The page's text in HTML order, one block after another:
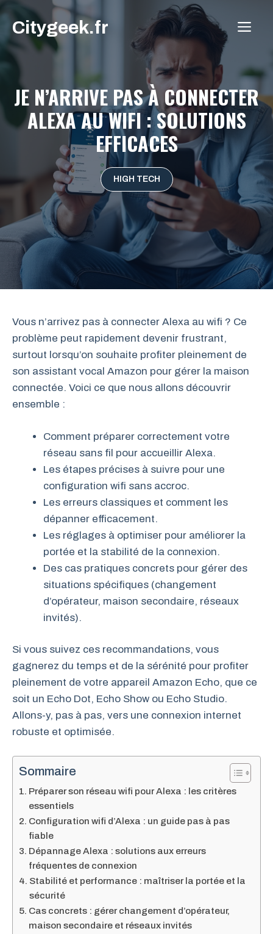
contenu
Citygeek.fr
JE N’ARRIVE PAS À CONNECTER
ALEXA AU WIFI : SOLUTIONS
EFFICACES
HIGH TECH
Vous n’arrivez pas à connecter Alexa au wifi ? Ce
problème peut rapidement devenir frustrant,
surtout lorsqu’on souhaite profiter pleinement de
son assistant vocal Amazon pour gérer la maison
connectée. Voici ce que nous allons découvrir
ensemble :
Comment préparer correctement votre
réseau sans fil pour accueillir Alexa.
Les étapes précises à suivre pour une
configuration wifi sans accroc.
Les erreurs classiques et comment les
dépanner efficacement.
Les réglages à optimiser pour améliorer la
portée et la stabilité de la connexion.
Des cas pratiques concrets pour gérer des
situations spécifiques (changement
d’opérateur, maison secondaire, réseaux
invités).
Si vous suivez ces recommandations, vous
gagnerez du temps et de la sérénité pour profiter
pleinement de votre appareil Amazon Echo, que ce
soit un Echo Dot, Echo Show ou Echo Studio.
Allons-y, pas à pas, vers une connexion internet
robuste et optimisée.
Sommaire
Préparer son réseau wifi pour Alexa : les critères
essentiels
Configuration wifi d’Alexa : un guide pas à pas
fiable
Dépannage Alexa : solutions aux erreurs
fréquentes de connexion
Stabilité et performance : maîtriser la portée et la
sécurité
Cas concrets : gérer changement d’opérateur,
maison secondaire et réseaux invités